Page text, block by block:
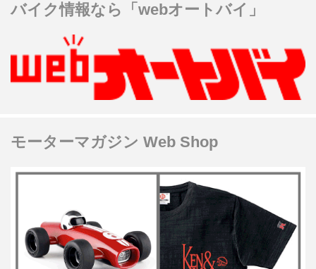
バイク情報なら「webオートバイ」
モーターマガジン Web Shop